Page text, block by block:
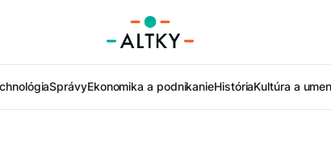
SprávyEkonomika a podnikanieHistóriaKultúra a